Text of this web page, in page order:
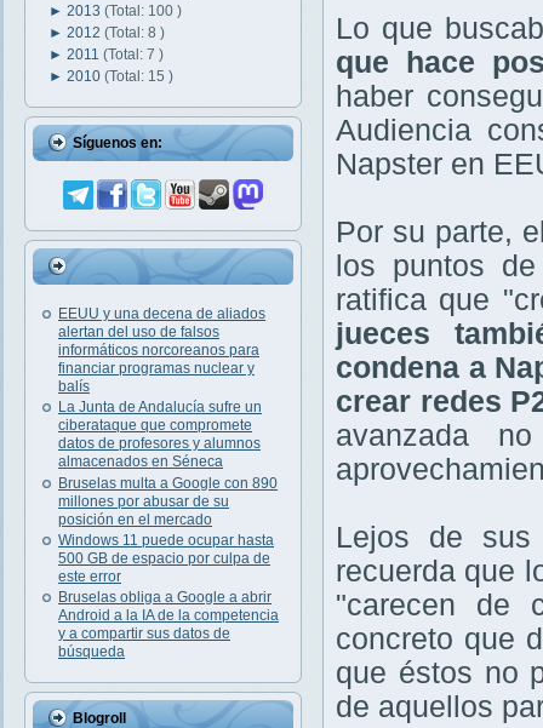
► 2013 (Total: 100 )
► 2012 (Total: 8 )
► 2011 (Total: 7 )
► 2010 (Total: 15 )
Síguenos en:
EEUU y una decena de aliados
alertan del uso de falsos
informáticos norcoreanos para
financiar programas nuclear y
balís
La Junta de Andalucía sufre un
ciberataque que compromete
datos de profesores y alumnos
almacenados en Séneca
Bruselas multa a Google con 890
millones por abusar de su
posición en el mercado
Windows 11 puede ocupar hasta
500 GB de espacio por culpa de
este error
Bruselas obliga a Google a abrir
Android a la IA de la competencia
y a compartir sus datos de
búsqueda
Blogroll
Lo que
que hace
haber
Audiencia
Napster en
Por su parte,
los puntos
ratifica que
jueces
condena a
crear redes
avanzada
Lejos de sus
recuerda que
"carecen de
concreto que
que éstos no
de aquellos